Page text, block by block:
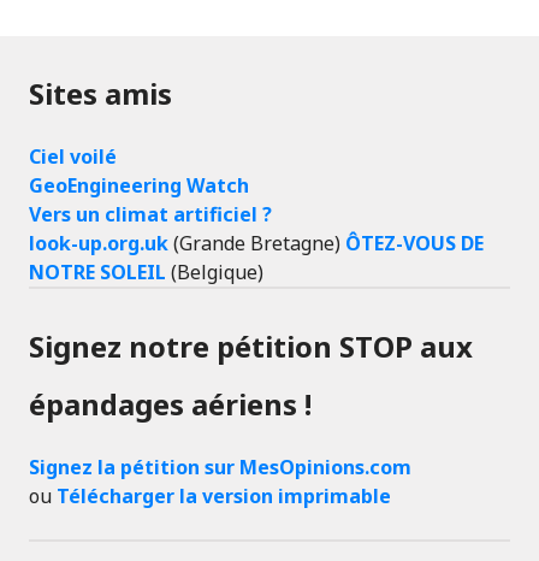
Sites amis
Ciel voilé
GeoEngineering Watch
Vers un climat artificiel ?
look-up.org.uk(Grande Bretagne) ÔTEZ-VOUS DE
NOTRE SOLEIL (Belgique)
Signez notre pétition STOP aux
épandages aériens !
Signez la pétition sur MesOpinions.com
ou Télécharger la version imprimable